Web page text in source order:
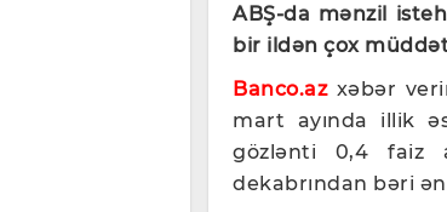
ABŞ-da mənzil
bir ildən çox
Banco.az xəbər
mart ayında illik
gözlənti 0,4 faiz
dekabrından bəri